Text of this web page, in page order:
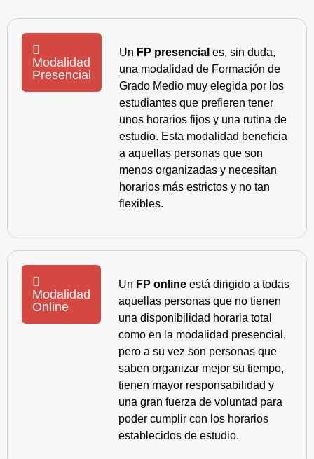
Modalidad
Presencial
Un FP presencial es, sin duda,
una modalidad de Formación de
Grado Medio muy elegida por los
estudiantes que prefieren tener
unos horarios fijos y una rutina de
estudio. Esta modalidad beneficia
a aquellas personas que son
menos organizadas y necesitan
horarios más estrictos y no tan
flexibles.
Modalidad
Online
Un FP online está dirigido a todas
aquellas personas que no tienen
una disponibilidad horaria total
como en la modalidad presencial,
pero a su vez son personas que
saben organizar mejor su tiempo,
tienen mayor responsabilidad y
una gran fuerza de voluntad para
poder cumplir con los horarios
establecidos de estudio.